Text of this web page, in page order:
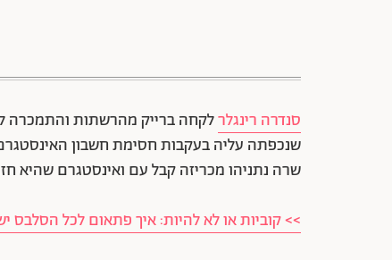
סנדרה רינגלרלקחה ברייק מהרשתות והתמכרה
שנכפתה עליה בעקבות חסימת חשבון
שרה נתניהו מכריזה קבל עם ואינסטגרם שהיא
>> קוביות או לא להיות: איך פתאום לכל הסלבס